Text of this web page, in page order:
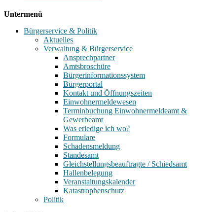
Untermenü
Bürgerservice & Politik
Aktuelles
Verwaltung & Bürgerservice
Ansprechpartner
Amtsbroschüre
Bürgerinformationssystem
Bürgerportal
Kontakt und Öffnungszeiten
Einwohnermeldewesen
Terminbuchung Einwohnermeldeamt &
Gewerbeamt
Was erledige ich wo?
Formulare
Schadensmeldung
Standesamt
Gleichstellungsbeauftragte / Schiedsamt
Hallenbelegung
Veranstaltungskalender
Katastrophenschutz
Politik